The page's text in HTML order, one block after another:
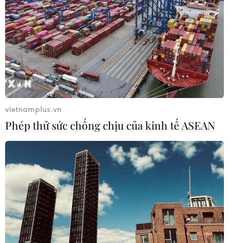
TIN CÙNG CHUYÊN MỤC
Cuộc tìm kiếm và vá lại những 'trái
tim lỗi '
07/08/2026 04:03
vietnamplus.vn
Phép thử sức chống chịu của kinh tế ASEAN